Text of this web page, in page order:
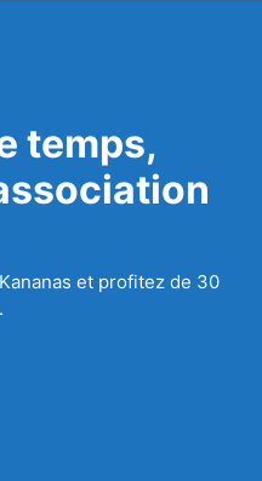
temps,
et profitez de 30